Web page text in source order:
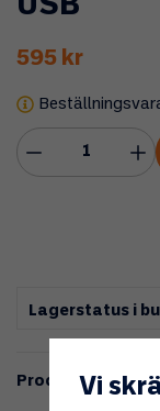
595 kr
Lagerstatus i
Vi